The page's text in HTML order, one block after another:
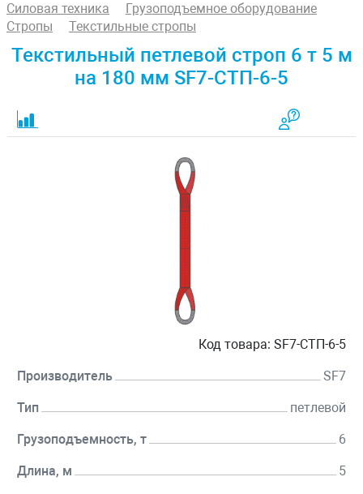
Силовая техника
Грузоподъемное оборудование
Стропы
Текстильные стропы
Текстильный петлевой строп 6 т 5 м
на 180 мм SF7-СТП-6-5
Код товара: SF7-СТП-6-5
Производитель SF7
Тип петлевой
Грузоподъемность, т 6
Длина, м 5